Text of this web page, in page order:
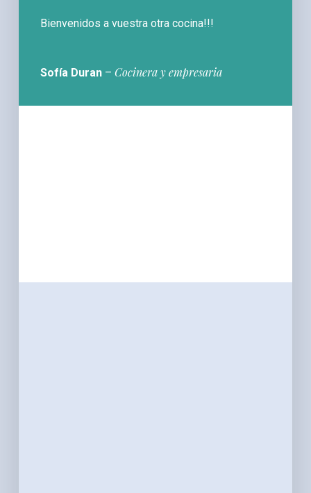
Bienvenidos a vuestra otra cocina!!!
Sofía Duran –Cocinera y empresaria